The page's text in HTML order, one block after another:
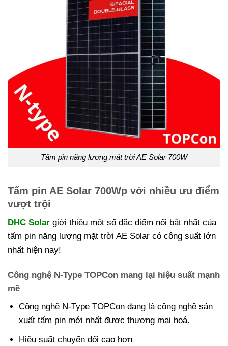
Tấm pin năng lượng mặt trời AE Solar 700W
Tấm pin AE Solar 700Wp với nhiều ưu điểm
vượt trội
DHC Solar giới thiệu một số đặc điểm nổi bật nhất của
tấm pin năng lượng mặt trời AE Solar có công suất lớn
nhất hiện nay!
Công nghệ N-Type TOPCon mang lại hiệu suất mạnh
mẽ
Công nghệ N-Type TOPCon đang là công nghệ sản
xuất tấm pin mới nhất được thương mại hoá.
Hiệu suất chuyển đổi cao hơn